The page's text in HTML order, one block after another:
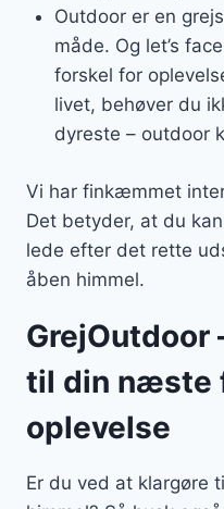
Outdoor er en
måde. Og let’s
forskel for
livet, behøver du
dyreste – outdoor
Vi har finkæmmet
Det betyder, at du
lede efter det rette
åben himmel.
GrejOutdoor
til din næste
oplevelse
Er du ved at klargøre